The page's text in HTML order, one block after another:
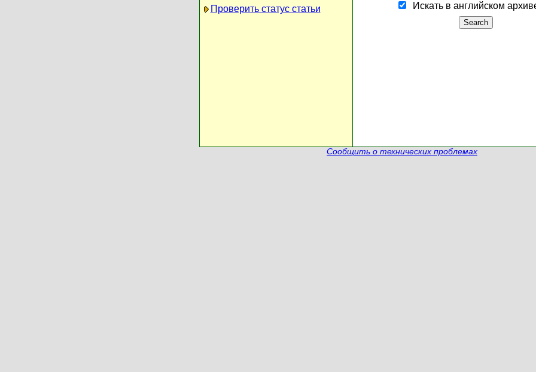
Проверить статус статьи
Искать в английском
Сообщить о технических проблемах